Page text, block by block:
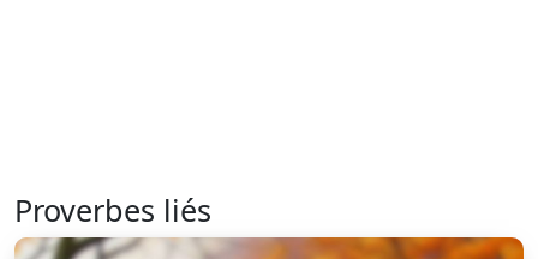
Proverbes liés